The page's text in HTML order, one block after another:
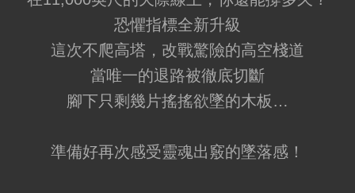
恐懼指標全新升級
這次不爬高塔，改戰驚險的高空棧道
當唯一的退路被徹底切斷
腳下只剩幾片搖搖欲墜的木板…
準備好再次感受靈魂出竅的墜落感！